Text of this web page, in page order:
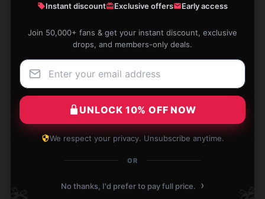
This item is fantastic and very practical. It’s well-
made and works perfectly for what I need.
F
Verified owner
Instant discount Exclusive offers Early access
Join 50,000+ fans & get your instant discount, exclusive
drops, and members-only deals.
UNLOCK 10% OFF NOW
We respect your privacy. Unsubscribe anytime.
OR
No thanks, I'd prefer to pay full price. ›